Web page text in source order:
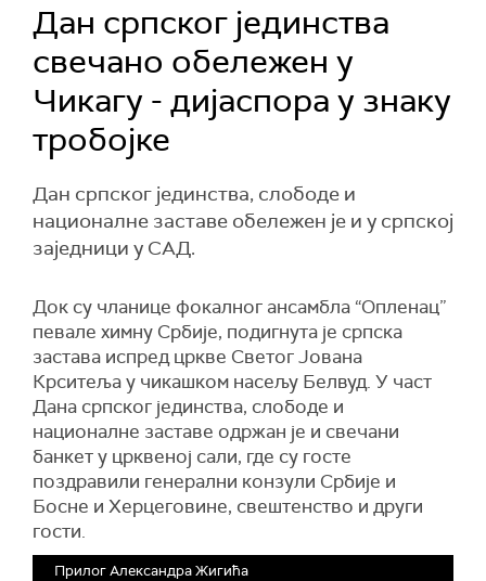
Дан српског јединства
свечано обележен у
Чикагу - дијаспора у знаку
тробојке
Дан српског јединства, слободе и
националне заставе обележен је и у српској
заједници у САД.
Док су чланице фокалног ансамбла “Опленац”
певале химну Србије, подигнута је српска
застава испред цркве Светог Јована
Крситеља у чикашком насељу Белвуд. У част
Дана српског јединства, слободе и
националне заставе одржан је и свечани
банкет у црквеној сали, где су госте
поздравили генерални конзули Србије и
Босне и Херцеговине, свештенство и други
гости.
Прилог Александра Жигића